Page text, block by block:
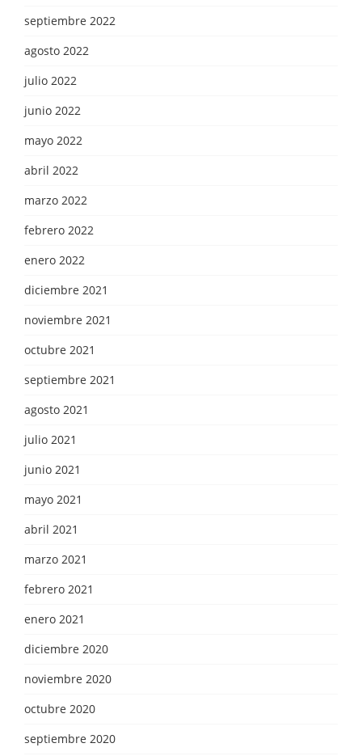
septiembre 2022
agosto 2022
julio 2022
junio 2022
mayo 2022
abril 2022
marzo 2022
febrero 2022
enero 2022
diciembre 2021
noviembre 2021
octubre 2021
septiembre 2021
agosto 2021
julio 2021
junio 2021
mayo 2021
abril 2021
marzo 2021
febrero 2021
enero 2021
diciembre 2020
noviembre 2020
octubre 2020
septiembre 2020